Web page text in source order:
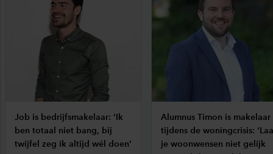
Job is bedrijfsmakelaar: ‘Ik
ben totaal niet bang, bij
twijfel zeg ik altijd wél doen’
Alumnus Timon is makelaar
tijdens de woningcrisis:
je woonwensen niet gelijk